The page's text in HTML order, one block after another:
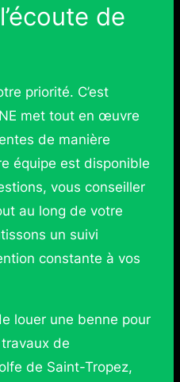
de
priorité. C’est
met tout en œuvre
de manière
équipe est disponible
vous conseiller
au long de votre
un suivi
constante à vos
louer une benne pour
de
de Saint-Tropez,